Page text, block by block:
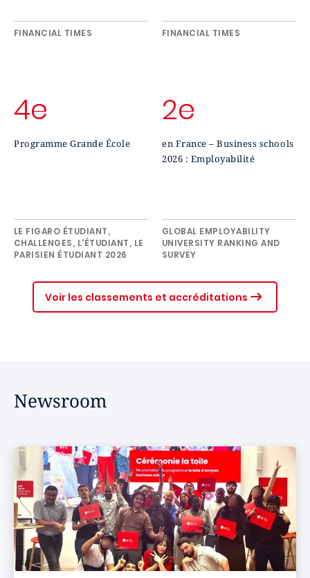
FINANCIAL TIMES
4e
Programme Grande École
LE FIGARO ÉTUDIANT,
CHALLENGES, L'ÉTUDIANT, LE
PARISIEN ÉTUDIANT 2026
FINANCIAL TIMES
2e
en France – Business schools
2026 : Employabilité
GLOBAL EMPLOYABILITY
UNIVERSITY RANKING AND
SURVEY
Voir les classements et accréditations
Newsroom